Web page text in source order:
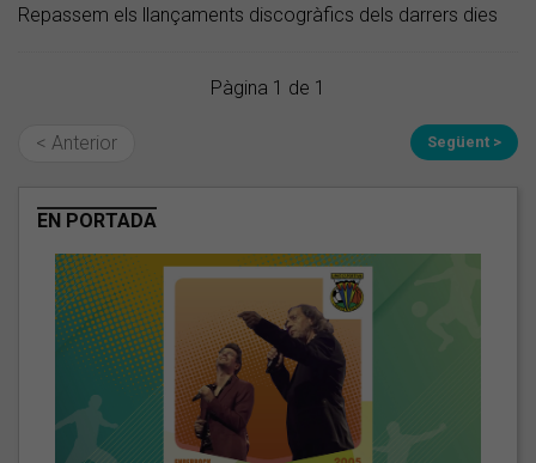
Repassem els llançaments discogràfics dels darrers dies
Pàgina 1 de 1
< Anterior Següent >
EN PORTADA